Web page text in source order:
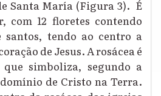
Santa María (Figura 3). É
12 floretes contendo
santos, tendo ao centro a
de Jesus.A rosácea é
simboliza, segundo a
de Cristo na Terra.